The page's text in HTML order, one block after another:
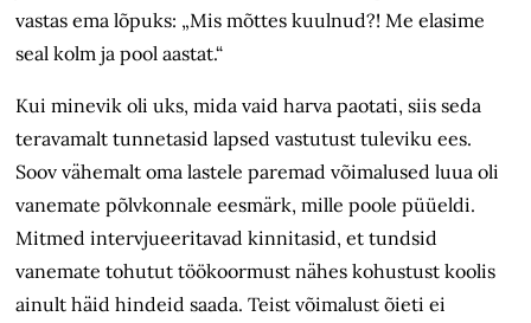
vastas ema lõpuks: „Mis mõttes kuulnud?! Me elasime
seal kolm ja pool aastat.“
Kui minevik oli uks, mida vaid harva paotati, siis seda
teravamalt tunnetasid lapsed vastutust tuleviku ees.
Soov vähemalt oma lastele paremad võimalused luua oli
vanemate põlvkonnale eesmärk, mille poole püüeldi.
Mitmed intervjueeri­tavad kinnitasid, et tundsid
vanemate tohutut töökoormust nähes kohustust koolis
ainult häid hindeid saada. Teist võimalust õieti ei